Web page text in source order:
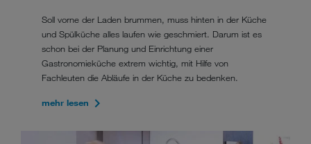
Soll vorne der Laden brummen, muss hinten in der Küche
und Spülküche alles laufen wie geschmiert. Darum ist es
schon bei der Planung und Einrichtung einer
Gastronomieküche extrem wichtig, mit Hilfe von
Fachleuten die Abläufe in der Küche zu bedenken.
mehr lesen